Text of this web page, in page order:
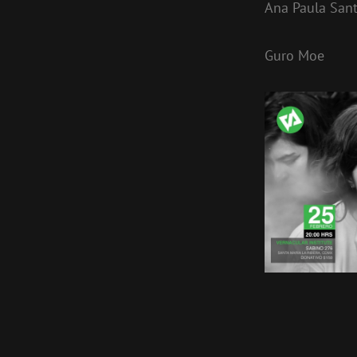
Ana Paula
Guro Moe